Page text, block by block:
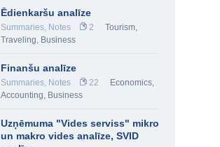
Ēdienkaršu analīze
Summaries, Notes 2
Tourism,
Traveling, Business
Finanšu analīze
Summaries, Notes 22 Economics,
Accounting, Business
Uzņēmuma "Vides serviss" mikro
un makro vides analīze, SVID